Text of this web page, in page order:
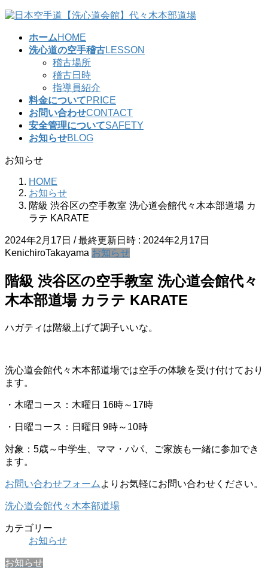
コ
ナ
ホームHOME
洗心道の空手稽古LESSON
稽古場所
稽古日時
指導員紹介
料金についてPRICE
お問い合わせCONTACT
安全管理についてSAFETY
お知らせBLOG
お知らせ
HOME
お知らせ
階級 渋谷区の空手教室 洗心道会館代々木本部道場 カ
ラテ KARATE
2024年2月17日 / 最終更新日時 : 2024年2月17日
KenichiroTakayama お知らせ
階級 渋谷区の空手教室 洗心道会館代々
木本部道場 カラテ KARATE
ハガティは階級上げて調子いいな。
洗心道会館代々木本部道場では空手の体験を受け付けており
ます。
・木曜コース：木曜日 16時～17時
・日曜コース：日曜日 9時～10時
対象：5歳～中学生、ママ・パパ、ご家族も一緒に参加でき
ます。
お問い合わせフォーム よりお気軽にお問い合わせください。
洗心道会館代々木本部道場
カテゴリー
お知らせ
お知らせ